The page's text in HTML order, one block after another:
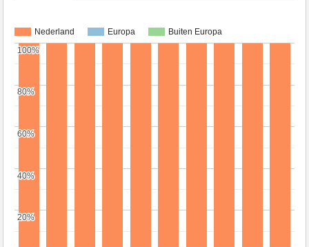
Nederland Europa Buiten Europa
20%
20%
40%
40%
60%
60%
80%
80%
100%
100%